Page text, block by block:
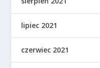
lipiec 2021
czerwiec 2021